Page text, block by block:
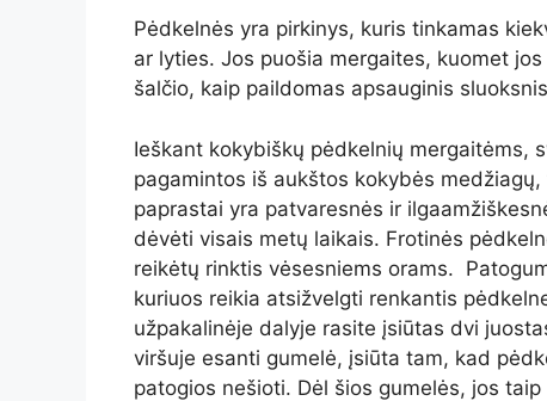
Pėdkelnės yra pirkinys, kuris tinkamas
ar lyties. Jos puošia mergaites, kuomet
šalčio, kaip paildomas apsauginis
Ieškant kokybiškų pėdkelnių mergaitėms,
pagamintos iš aukštos kokybės
paprastai yra patvaresnės ir
dėvėti visais metų laikais. Frotinės
reikėtų rinktis vėsesniems orams.
kuriuos reikia atsižvelgti renkantis
užpakalinėje dalyje rasite įsiūtas dvi
viršuje esanti gumelė, įsiūta tam, kad
patogios nešioti. Dėl šios gumelės, jos